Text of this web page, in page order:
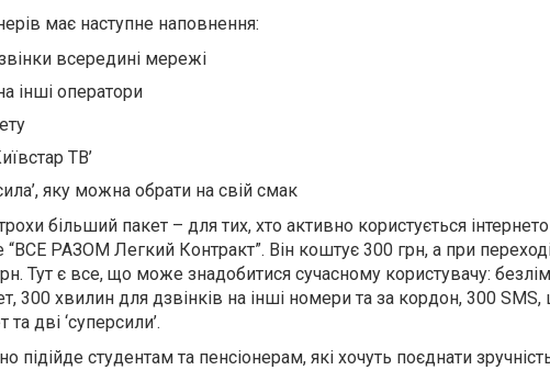
має наступне наповнення:
всередині мережі
інші оператори
ТВ’
яку можна обрати на свій смак
більший пакет – для тих, хто активно користується
“ВСЕ РАЗОМ Легкий Контракт”. Він коштує 300 грн, а при
Тут є все, що може знадобитися сучасному користувачу:
300 хвилин для дзвінків на інші номери та за кордон, 300
дві ‘суперсили’.
підійде студентам та пенсіонерам, які хочуть поєднати